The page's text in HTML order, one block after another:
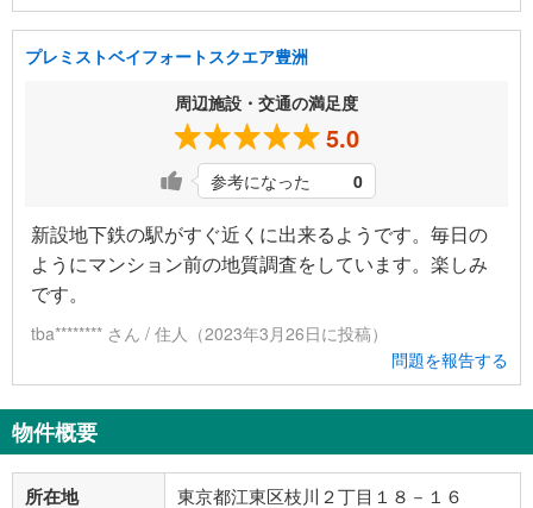
プレミストベイフォートスクエア豊洲
周辺施設・交通の満足度
5.0
参考になった 0
新設地下鉄の駅がすぐ近くに出来るようです。毎日の
ようにマンション前の地質調査をしています。楽しみ
です。
tba******** さん / 住人（2023年3月26日に投稿）
問題を報告する
物件概要
所在地 東京都江東区枝川２丁目１８－１６